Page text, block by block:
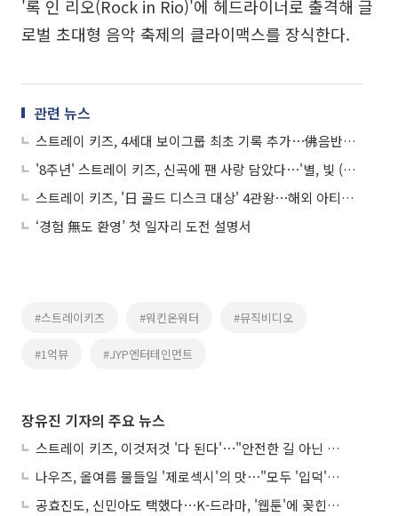
'록 인 리오(Rock in Rio)'에 헤드라이너로 출격해 글
로벌 초대형 음악 축제의 클라이맥스를 장식한다.
관련 뉴스
스트레이 키즈, 4세대 보이그룹 최초 기록 추가⋯佛음반협회 싱글 골드 획득
'8주년' 스트레이 키즈, 신곡에 팬 사랑 담았다⋯'별, 빛 (스테이)' 발매
스트레이 키즈, '日 골드 디스크 대상' 4관왕⋯해외 아티스트 사상 최다 수상
‘경험 無도 환영’ 첫 일자리 도전 설명서
#스트레이키즈 #워킨온워터 #뮤직비디오
#1억뷰 #JYP엔터테인먼트
장유진 기자의 주요 뉴스
스트레이 키즈, 이것저것 '다 된다'⋯"안전한 길 아닌 도전이 재밌어"
나우즈, 올여름 물들일 '제로섹시'의 맛⋯"모두 '입덕'시킬 것"
공효진도, 신민아도 택했다⋯K-드라마, '웹툰'에 꽂힌 이유